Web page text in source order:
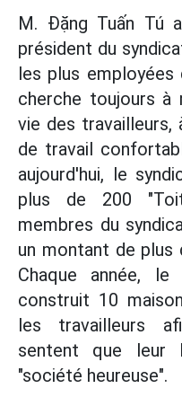
M. Đặng Tuấn Tú
président du
les plus
cherche toujours à
vie des travailleurs,
de travail
aujourd'hui, le
plus de 200
membres du
un montant de plus
Chaque année,
construit 10
les travailleurs
sentent que leur
"société heureuse".